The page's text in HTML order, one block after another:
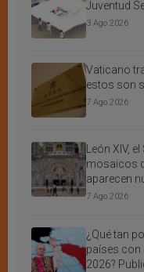
Juventud
3 Ago 2026
Vaticano
estos son
7 Ago 2026
León XIV,
mosaicos
aparecen
7 Ago 2026
¿Qué tan
países con
2026?